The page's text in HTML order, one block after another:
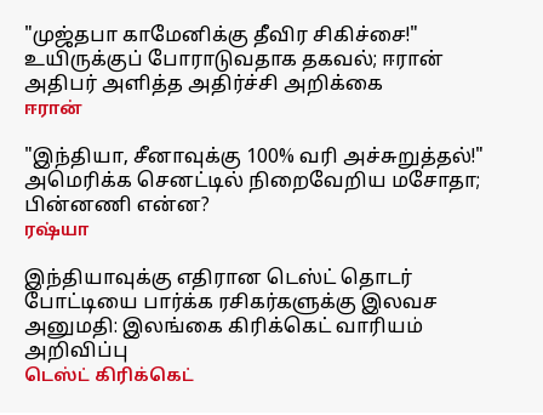
"முஜ்தபா காமேனிக்கு தீவிர சிகிச்சை!"
உயிருக்குப் போராடுவதாக தகவல்; ஈரான்
அதிபர் அளித்த அதிர்ச்சி அறிக்கை
ஈரான்
"இந்தியா, சீனாவுக்கு 100% வரி அச்சுறுத்தல்!"
அமெரிக்க செனட்டில் நிறைவேறிய மசோதா;
பின்னணி என்ன?
ரஷ்யா
இந்தியாவுக்கு எதிரான டெஸ்ட் தொடர்
போட்டியை பார்க்க ரசிகர்களுக்கு இலவச
அனுமதி: இலங்கை கிரிக்கெட் வாரியம்
அறிவிப்பு
டெஸ்ட் கிரிக்கெட்